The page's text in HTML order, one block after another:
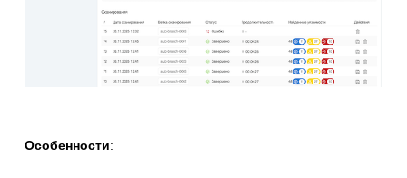
Особенности: